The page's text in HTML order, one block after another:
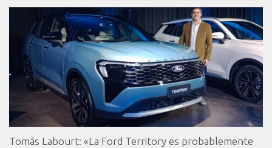
Tomás Labourt: «La Ford Territory es probablemente